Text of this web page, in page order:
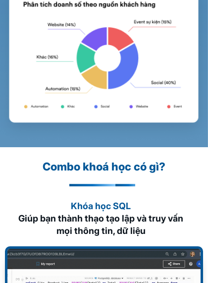
Combo khoá học có gì?
Khóa học SQL
Giúp bạn thành thạo tạo lập và truy vấn
mọi thông tin, dữ liệu